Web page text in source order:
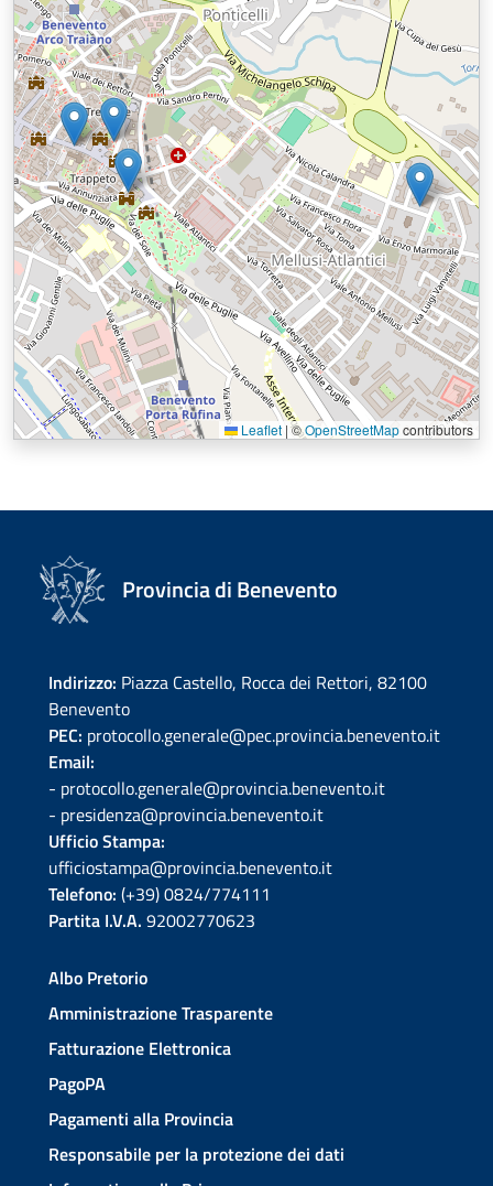
Leaflet |©OpenStreetMapcontributors
Provincia di Benevento
Indirizzo: Piazza Castello, Rocca dei Rettori, 82100
Benevento
PEC: protocollo.generale@pec.provincia.benevento.it
Email:
- protocollo.generale@provincia.benevento.it
- presidenza@provincia.benevento.it
Ufficio Stampa:
ufficiostampa@provincia.benevento.it
Telefono: (+39) 0824/774111
Partita I.V.A. 92002770623
Albo Pretorio
Amministrazione Trasparente
Fatturazione Elettronica
PagoPA
Pagamenti alla Provincia
Responsabile per la protezione dei dati